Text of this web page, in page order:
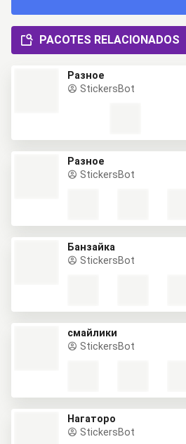
PACOTES RELACIONADOS
Разное
StickersBot
Разное
StickersBot
Банзайка
StickersBot
смайлики
StickersBot
Нагаторо
StickersBot